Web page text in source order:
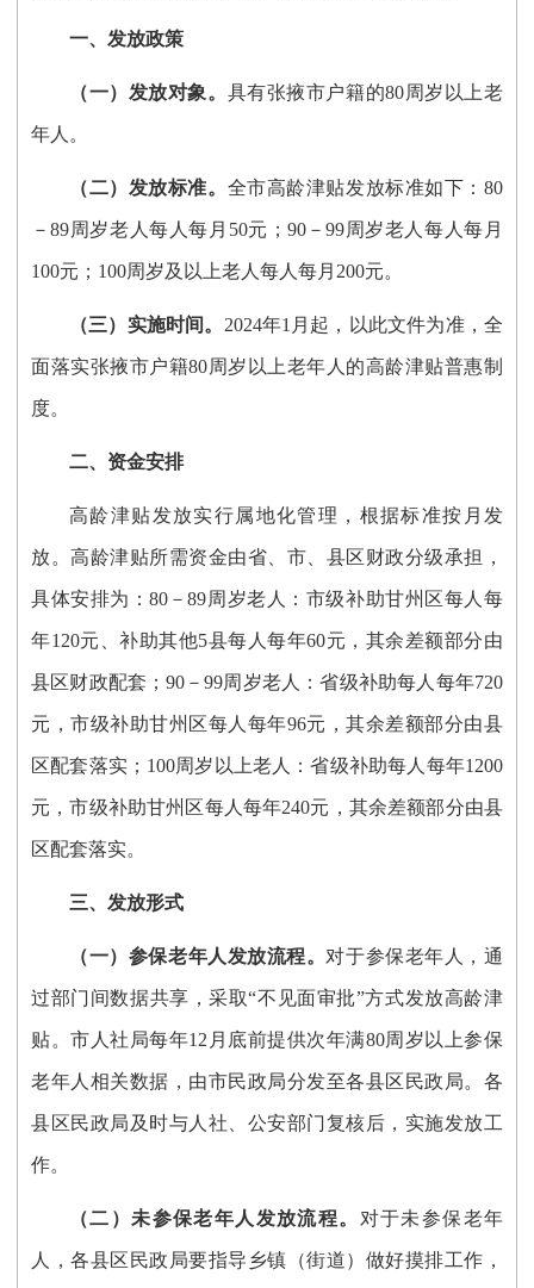
一、发放政策
（一）发放对象。 具有张掖市户籍的80周岁以上老
年人。
（二） 发放标准。 全市高龄津贴发放标准如下： 80
－89周岁老人每人每月50元；90－99周岁老人每人每月
100元；100周岁及以上老人每人每月200元。
（三）实施时间。 2024年1月起，以此文件为准，全
面落实张掖市户籍80周岁以上老年人的高龄津贴普惠制
度。
二、资金安排
高龄津贴发放实行属地化管理，根据标准按月发
放。高龄津贴所需资金由省、市、县区财政分级承担，
具体安排为：80－89周岁老人：市级补助甘州区每人每
年120元、补助其他5县每人每年60元，其余差额部分由
县区财政配套；90－99周岁老人：省级补助每人每年720
元，市级补助甘州区每人每年96元，其余差额部分由县
区配套落实；100周岁以上老人：省级补助每人每年1200
元，市级补助甘州区每人每年240元，其余差额部分由县
区配套落实。
三、发放形式
（一） 参保老年人发放流程。 对于参保老年人，通
过部门间数据共享，采取“不见面审批”方式发放高龄津
贴。市 人社 局每年12月底前提供次年满80周岁以上参保
老年人相关数据，由市民政局分发至各县区民政局。 各
县区民政局 及时与人社、公安部门复核后，实施发放工
作。
（二 ）未参保老年人发放流程。 对于未参保老年
人，各县区民政局要指导乡镇 （街道） 做好摸排工作，